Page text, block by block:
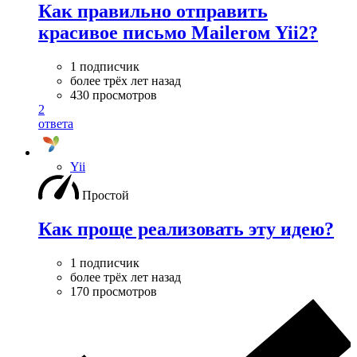
Как правильно отправить
красивое письмо Maileroм Yii2?
1 подписчик
более трёх лет назад
430 просмотров
2
ответа
Yii
Простой
Как проще реализовать эту идею?
1 подписчик
более трёх лет назад
170 просмотров